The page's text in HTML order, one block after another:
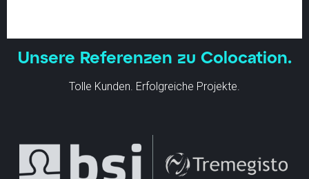
Unsere Referenzen zu Colocation.
Tolle Kunden. Erfolgreiche Projekte.